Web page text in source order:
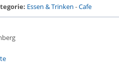
Essen & Trinken -Cafe